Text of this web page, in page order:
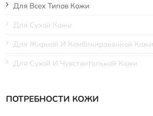
Для Всех Типов Кожи
Для Сухой Кожи
Для Жирной И Комбинированной Кожи
Для Сухой И Чувствительной Кожи
ПОТРЕБНОСТИ КОЖИ